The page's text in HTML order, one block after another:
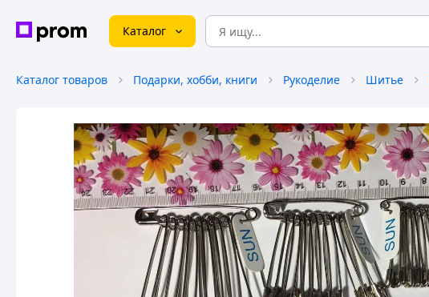
Каталог
Каталог товаров Подарки, хобби, книги Рукоделие Шитье